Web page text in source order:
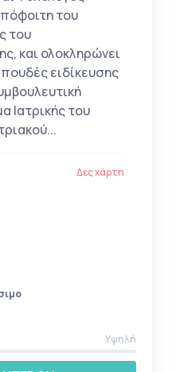
του
του
και ολοκληρώνει
ειδίκευσης
Ιατρικής του
Δες χάρτη
Υψηλή